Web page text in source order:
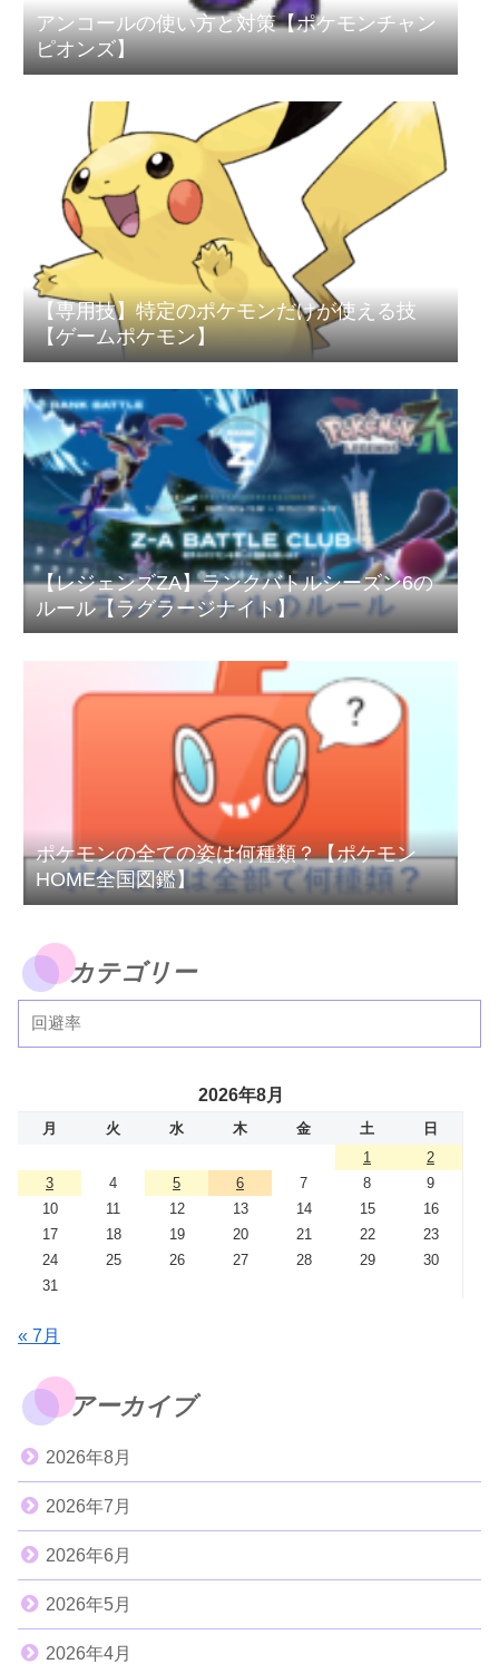
アンコールの使い方と対策【ポケモンチャン
ピオンズ】
【専用技】特定のポケモンだけが使える技
【ゲームポケモン】
【レジェンズZA】ランクバトルシーズン6の
ルール【ラグラージナイト】
ポケモンの全ての姿は何種類？【ポケモン
HOME全国図鑑】
カテゴリー
2026年8月
月 火 水 木 金 土
日
1
2
3
4 5 6 7 8
9
10
11 12 13 14 15
16
17
18 19 20 21 22
23
24
25 26 27 28 29
30
31
« 7月
アーカイブ
2026年8月
2026年7月
2026年6月
2026年5月
2026年4月